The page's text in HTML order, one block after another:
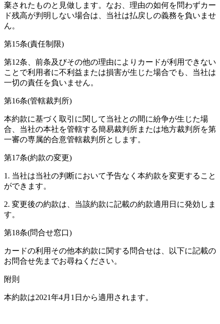
棄されたものと見做します。なお、理由の如何を問わずカー
ド残高が判明しない場合は、当社は払戻しの義務を負いませ
ん。
第15条(責任制限)
第12条、前条及びその他の理由によりカードが利用できない
ことで利用者に不利益または損害が生じた場合でも、当社は
一切の責任を負いません。
第16条(管轄裁判所)
本約款に基づく取引に関して当社との間に紛争が生じた場
合、当社の本社を管轄する簡易裁判所または地方裁判所を第
一審の専属的合意管轄裁判所とします。
第17条(約款の変更)
1. 当社は当社の判断において予告なく本約款を変更すること
ができます。
2. 変更後の約款は、当該約款に記載の約款適用日に発効しま
す。
第18条(問合せ窓口)
カードの利用その他本約款に関する問合せは、以下に記載の
お問合せ先までお尋ねください。
附則
本約款は2021年4月1日から適用されます。